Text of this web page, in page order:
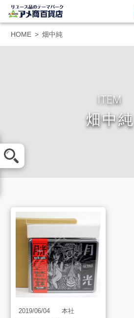
買取方法
買取アイテム
お客様の声
HOME 畑中純
ITEM
畑中純
2019/06/04
本社